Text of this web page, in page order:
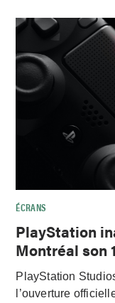
ÉCRANS
PlayStation
Montréal son
PlayStation
l’ouverture